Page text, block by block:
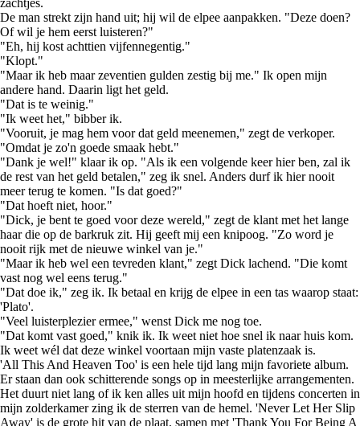
zachtjes.
De man strekt zijn hand uit; hij wil de elpee aanpakken. "Deze doen?
Of wil je hem eerst luisteren?"
"Eh, hij kost achttien vijfennegentig."
"Klopt."
"Maar ik heb maar zeventien gulden zestig bij me." Ik open mijn
andere hand. Daarin ligt het geld.
"Dat is te weinig."
"Ik weet het," bibber ik.
"Vooruit, je mag hem voor dat geld meenemen," zegt de verkoper.
"Omdat je zo'n goede smaak hebt."
"Dank je wel!" klaar ik op. "Als ik een volgende keer hier ben, zal ik
de rest van het geld betalen," zeg ik snel. Anders durf ik hier nooit
meer terug te komen. "Is dat goed?"
"Dat hoeft niet, hoor."
"Dick, je bent te goed voor deze wereld," zegt de klant met het lange
haar die op de barkruk zit. Hij geeft mij een knipoog. "Zo word je
nooit rijk met de nieuwe winkel van je."
"Maar ik heb wel een tevreden klant," zegt Dick lachend. "Die komt
vast nog wel eens terug."
"Dat doe ik," zeg ik. Ik betaal en krijg de elpee in een tas waarop staat:
'Plato'.
"Veel luisterplezier ermee," wenst Dick me nog toe.
"Dat komt vast goed," knik ik. Ik weet niet hoe snel ik naar huis kom.
Ik weet wél dat deze winkel voortaan mijn vaste platenzaak is.
'All This And Heaven Too' is een hele tijd lang mijn favoriete album.
Er staan dan ook schitterende songs op in meesterlijke arrangementen.
Het duurt niet lang of ik ken alles uit mijn hoofd en tijdens concerten in
mijn zolderkamer zing ik de sterren van de hemel. 'Never Let Her Slip
Away' is de grote hit van de plaat, samen met 'Thank You For Being A